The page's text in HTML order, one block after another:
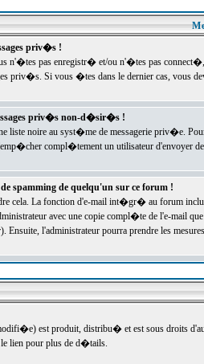
priv�s !
n'�tes pas enregistr� et/ou n'�tes pas
priv�s. Si vous �tes dans le dernier cas, vous
priv�s non-d�sir�s !
liste noire au syst�me de messagerie priv�e.
compl�tement un utilisateur d'envoyer
spamming de quelqu'un sur ce forum !
cela. La fonction d'e-mail int�gr� au forum inclut
avec une copie compl�te de l'e-mail
l'administrateur pourra prendre les
est produit, distribu� et est sous droits
lien pour plus de d�tails.